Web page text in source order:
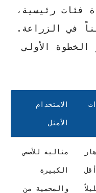
فئات رئيسية،
في الزراعة.
الأولى
الاستخدام
الأمثل
مثالية للأصص
الكبيرة
والمحمية من